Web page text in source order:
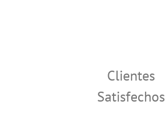
Clientes
Satisfechos